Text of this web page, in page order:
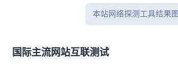
本站网络探测工具结果图
国际主流网站互联测试